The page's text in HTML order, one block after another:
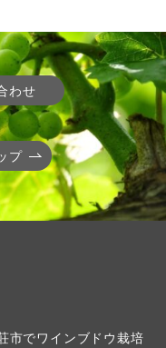
わせ
プ
市でワインブドウ栽培